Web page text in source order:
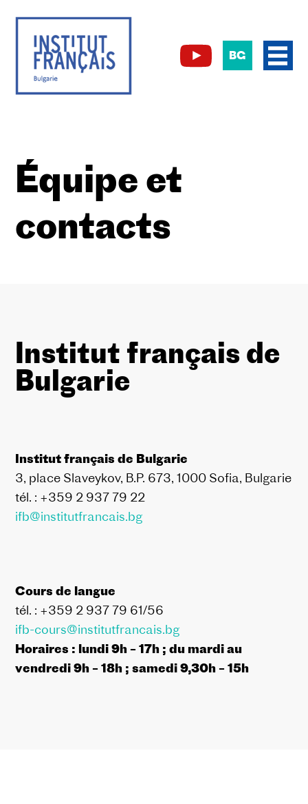
BG
Équipe et
contacts
Institut français de
Bulgarie
Institut français de Bulgarie
3, place Slaveykov, B.P. 673, 1000 Sofia, Bulgarie
tél. : +359 2 937 79 22
ifb@institutfrancais.bg
Cours de langue
tél. : +359 2 937 79 61/56
ifb-cours@institutfrancais.bg
Horaires : lundi9h – 17h ; du mardi au
vendredi 9h – 18h ; samedi9,30h – 15h